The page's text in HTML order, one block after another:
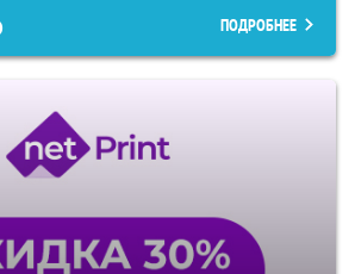
ПОДРОБНЕЕ